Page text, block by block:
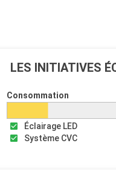
LES INITIATIVES
Consommation
Éclairage LED
Système CVC